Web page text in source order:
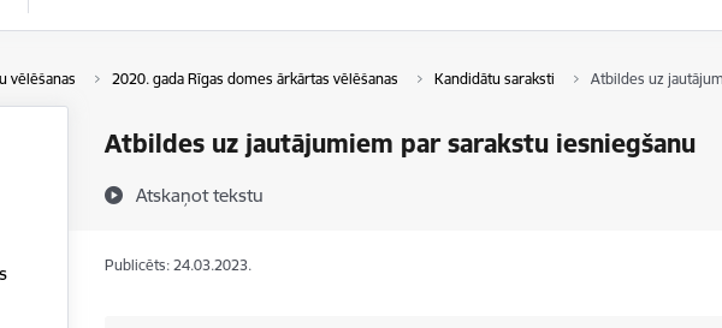
vēlēšanas 2020. gada Rīgas domes ārkārtas vēlēšanas Kandidātu saraksti Atbildes uz
Atbildes uz jautājumiem par sarakstu iesniegšanu
Atskaņot tekstu
Publicēts: 24.03.2023.